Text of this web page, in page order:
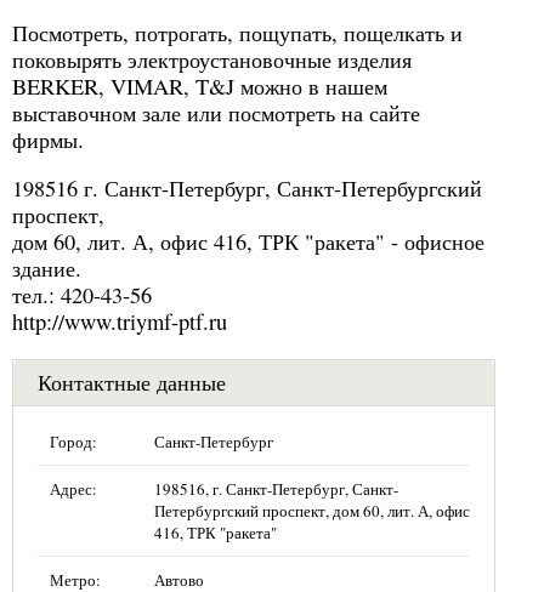
Посмотреть, потрогать, пощупать, пощелкать и
поковырять электроустановочные изделия
BERKER, VIMAR, T&J можно в нашем
выставочном зале или посмотреть на сайте
фирмы.
198516 г. Санкт-Петербург, Санкт-Петербургский
проспект,
дом 60, лит. А, офис 416, ТРК "ракета" - офисное
здание.
тел.: 420-43-56
http://www.triymf-ptf.ru
Контактные данные
Город: Санкт-Петербург
Адрес:
198516, г. Санкт-Петербург, Санкт-
Петербургский проспект, дом 60, лит. А, офис
416, ТРК "ракета"
Метро: Автово